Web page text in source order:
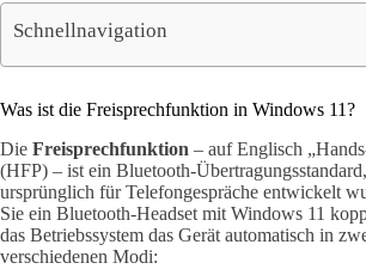
Schnellnavigation
Was ist die Freisprechfunktion in Windows 11?
Die Freisprechfunktion – auf Englisch
(HFP) – ist ein Bluetooth-
ursprünglich für Telefongespräche entwickelt
Sie ein Bluetooth-Headset mit Windows 11
das Betriebssystem das Gerät automatisch in
verschiedenen Modi: